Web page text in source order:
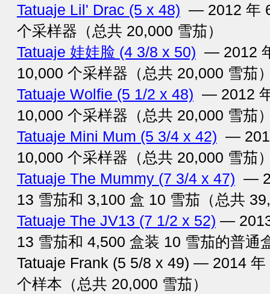
Tatuaje Lil' Drac (5 x 48) — 2012 年
个采样器（总共 20,000 雪茄）
Tatuaje 娃娃脸 (4 3/8 x 50) — 2012
10,000 个采样器（总共 20,000 雪茄
Tatuaje Wolfie (5 1/2 x 48) — 2012
10,000 个采样器（总共 20,000 雪茄
Tatuaje Mini Mum (5 3/4 x 42) —
10,000 个采样器（总共 20,000 雪茄
Tatuaje The Mummy (7 3/4 x 47) —
13 雪茄和 3,100 盒 10 雪茄（总共
Tatuaje The JV13 (7 1/2 x 52) —
13 雪茄和 4,500 盒装 10 雪茄的普通
Tatuaje Frank (5 5/8 x 49) — 2014
个样本（总共 20,000 雪茄）